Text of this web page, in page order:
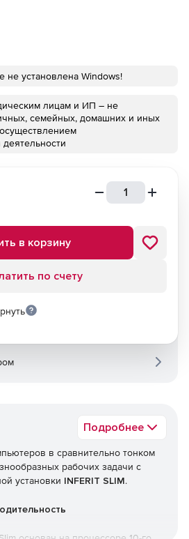
не установлена Windows!
лицам и ИП – не
семейных, домашних и иных
Подробнее
в сравнительно тонком
рабочих задачи с
установки INFERIT SLIM.
в корзину
по счету